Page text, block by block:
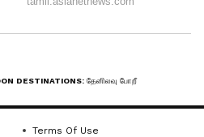
HONEY MOON DESTINATIONS: தேனிலவு போறீங்களா.! ஊட்டி முதல் மணாலி வரை இந்தியாவின் டாப் 5 இடங்கள்!
Terms Of Use